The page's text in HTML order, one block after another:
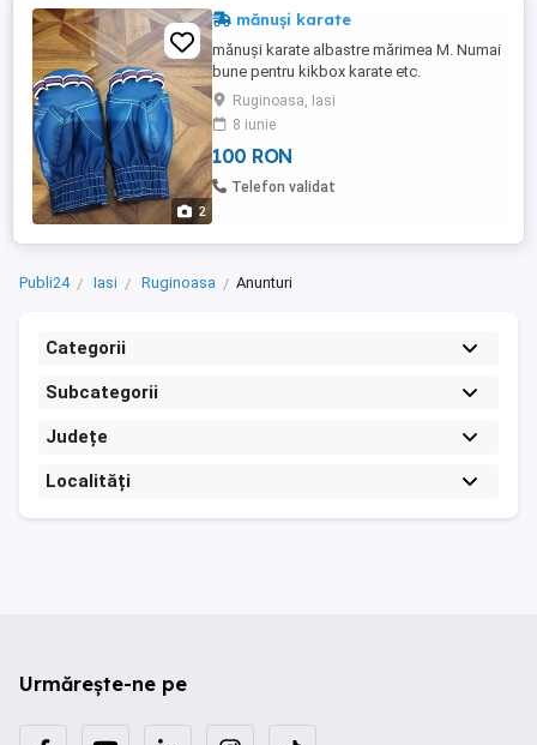
2
mănuși karate
mănuși karate albastre mărimea M. Numai
bune pentru kikbox karate etc.
Ruginoasa, Iasi
8 iunie
100 RON
Telefon validat
Publi24 Iasi Ruginoasa Anunturi
Categorii
Subcategorii
Județe
Localități
Urmărește-ne pe